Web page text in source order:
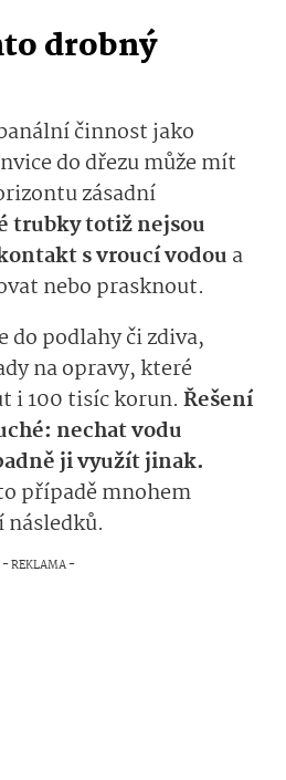
drobný
činnost jako
do dřezu může mít
zásadní
trubky totiž nejsou
s vroucí vodoua
nebo prasknout.
do podlahy či zdiva,
na opravy, které
i 100 tisíc korun. Řešení
nechat vodu
ji využít jinak.
případě mnohem
následků.